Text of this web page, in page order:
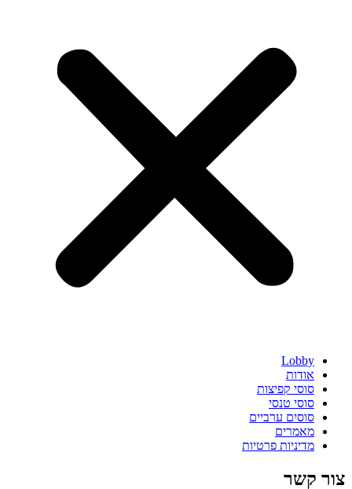
Lobby
אודות
סוסי קפיצות
סוסי טנסי
סוסים ערביים
מאמרים
מדיניות פרטיות
צור קשר